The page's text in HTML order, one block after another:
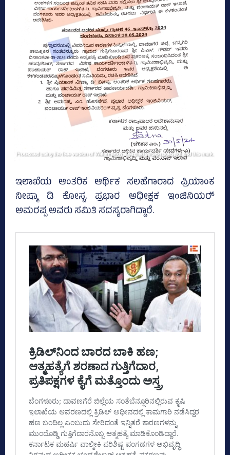
ಇಲಾಖೆಯ ಆಂತರಿಕ ಆರ್ಥಿಕ ಸಲಹೆಗಾರಾದ ಪ್ರಿಯಾಂಕ
ನೀಷ್ಮಾ ಡಿ ಕೋಸ್ಟ, ಪ್ರಭಾರ ಅಧೀಕ್ಷಕ ಇಂಜಿನಿಯರ್‍‌
ಅಮರಪ್ಪ ಅವರು ಸಮಿತಿ ಸದಸ್ಯರಾಗಿದ್ದಾರೆ.